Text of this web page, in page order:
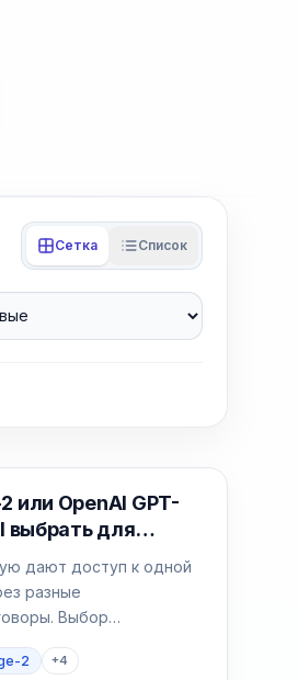
Сетка Список
или OpenAI GPT-
выбрать для
дают доступ к одной
разные
Выбор
поддержки.
2 +4